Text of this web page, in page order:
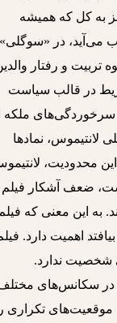
به کل که همیشه
می‌آید، در «سوگلی»
و رفتار
در قالب سیاست
سرخوردگی‌های ملکه
لانتیموس، نمادها
محدودیت،
ضعف آشکار فیلم
به این معنی که
اهمیت دارد.
شخصیت ندارد.
در سکانس‌های
تکراری را